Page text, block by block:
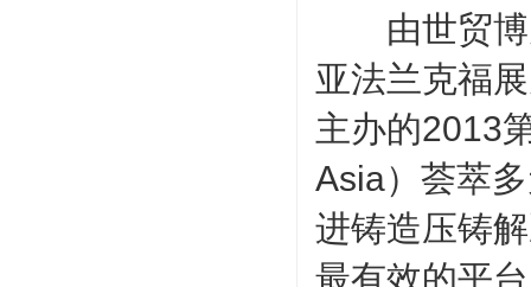
由世贸博
亚法兰克福
主办的2013
Asia）荟萃
进铸造压铸
最有效的平